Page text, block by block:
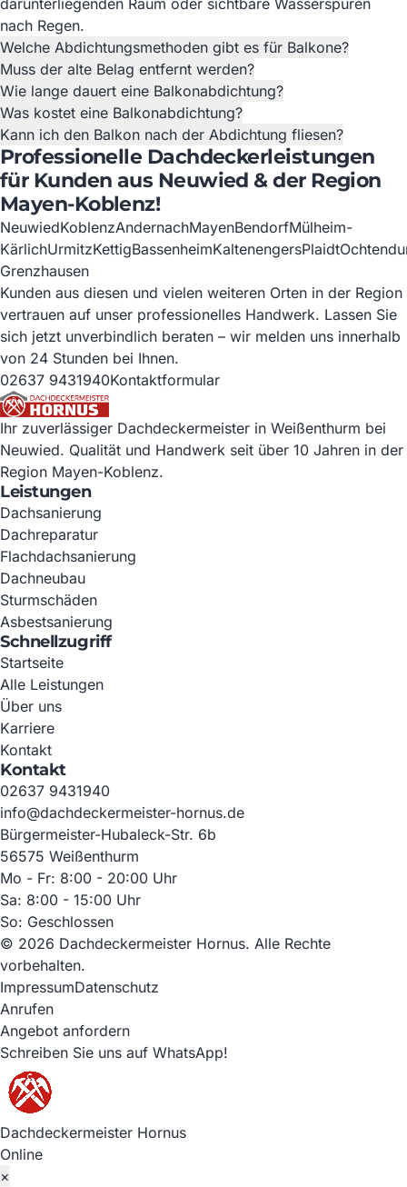
nach Regen.
Welche Abdichtungsmethoden gibt es für Balkone?
Muss der alte Belag entfernt werden?
Wie lange dauert eine Balkonabdichtung?
Was kostet eine Balkonabdichtung?
Kann ich den Balkon nach der Abdichtung fliesen?
Professionelle Dachdeckerleistungen
für Kunden aus Neuwied & der Region
Mayen-Koblenz!
NeuwiedKoblenzAndernachMayenBendorfMülheim-
KärlichUrmitzKettigBassenheimKaltenengersPlaidt
Grenzhausen
Kunden aus diesen und vielen weiteren Orten in der Region
vertrauen auf unser professionelles Handwerk. Lassen Sie
sich jetzt unverbindlich beraten – wir melden uns innerhalb
von 24 Stunden bei Ihnen.
02637 9431940Kontaktformular
Ihr zuverlässiger Dachdeckermeister in Weißenthurm bei
Neuwied. Qualität und Handwerk seit über 10 Jahren in der
Region Mayen-Koblenz.
Leistungen
Dachsanierung
Dachreparatur
Flachdachsanierung
Dachneubau
Sturmschäden
Asbestsanierung
Schnellzugriff
Startseite
Alle Leistungen
Über uns
Karriere
Kontakt
Kontakt
02637 9431940
info@dachdeckermeister-hornus.de
Bürgermeister-Hubaleck-Str. 6b
56575 Weißenthurm
Mo - Fr: 8:00 - 20:00 Uhr
Sa: 8:00 - 15:00 Uhr
So: Geschlossen
© 2026 Dachdeckermeister Hornus. Alle Rechte
vorbehalten.
ImpressumDatenschutz
Anrufen
Angebot anfordern
Schreiben Sie uns auf WhatsApp!
Dachdeckermeister Hornus
Online
×